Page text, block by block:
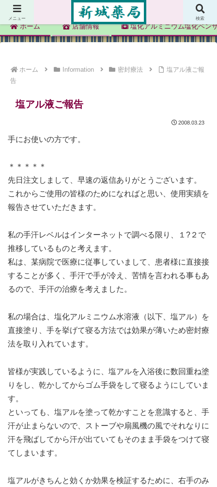
新城薬局
ホーム 店舗情報 塩化アルミニウム塩化ベン
ホーム Information 密封療法
塩アル液ご報
告
塩アル液ご報告
2008.03.23
手にお使いの方です。
＊＊＊＊＊
先日注文しまして、早速の返信ありがとうございます。
これからご使用の皆様のためになればと思い、使用実績を
報告させていただきます。
私の手汗レベルはインターネットで調べる限り、１?２で
推移しているものと考えます。
私は、某病院で医療に従事していまして、患者様に直接接
することが多く、手汗で手が冷え、苦情を言われる事もあ
るので、手汗の治療を考えました。
私の場合は、塩化アルミニウム水溶液（以下、塩アル）を
直接塗り、手を挙げて寝る方法では効果が薄いため密封療
法を取り入れています。
皆様が実践しているように、塩アルを入浴後に数回重ね塗
りをし、乾かしてからゴム手袋をして寝るようにしていま
す。
といっても、塩アルを塗って乾かすことを意識すると、手
汗が止まらないので、ストーブや扇風機の風でそれなりに
汗を飛ばしてから汗が出ていてもそのまま手袋をつけて寝
てしまいます。
塩アルがきちんと効くか効果を検証するために、右手のみ
メニュー 検索